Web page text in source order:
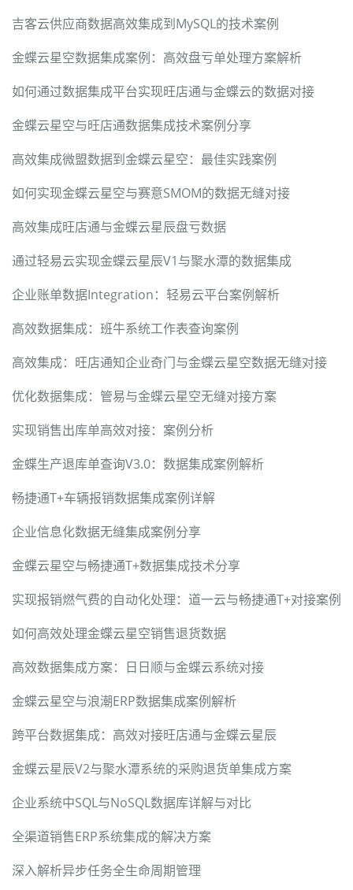
吉客云供应商数据高效集成到MySQL的技术案例
金蝶云星空数据集成案例：高效盘亏单处理方案解析
如何通过数据集成平台实现旺店通与金蝶云的数据对接
金蝶云星空与旺店通数据集成技术案例分享
高效集成微盟数据到金蝶云星空：最佳实践案例
如何实现金蝶云星空与赛意SMOM的数据无缝对接
高效集成旺店通与金蝶云星辰盘亏数据
通过轻易云实现金蝶云星辰V1与聚水潭的数据集成
企业账单数据Integration：轻易云平台案例解析
高效数据集成：班牛系统工作表查询案例
高效集成：旺店通知企业奇门与金蝶云星空数据无缝对接
优化数据集成：管易与金蝶云星空无缝对接方案
实现销售出库单高效对接：案例分析
金蝶生产退库单查询V3.0：数据集成案例解析
畅捷通T+车辆报销数据集成案例详解
企业信息化数据无缝集成案例分享
金蝶云星空与畅捷通T+数据集成技术分享
实现报销燃气费的自动化处理：道一云与畅捷通T+对接案例
如何高效处理金蝶云星空销售退货数据
高效数据集成方案：日日顺与金蝶云系统对接
金蝶云星空与浪潮ERP数据集成案例解析
跨平台数据集成：高效对接旺店通与金蝶云星辰
金蝶云星辰V2与聚水潭系统的采购退货单集成方案
企业系统中SQL与NoSQL数据库详解与对比
全渠道销售ERP系统集成的解决方案
深入解析异步任务全生命周期管理